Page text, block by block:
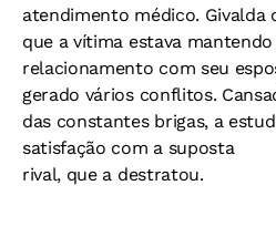
atendimento médico. Givalda
que a vítima estava
relacionamento com seu
gerado vários conflitos.
das constantes brigas, a
satisfação com a suposta
rival, que a destratou.